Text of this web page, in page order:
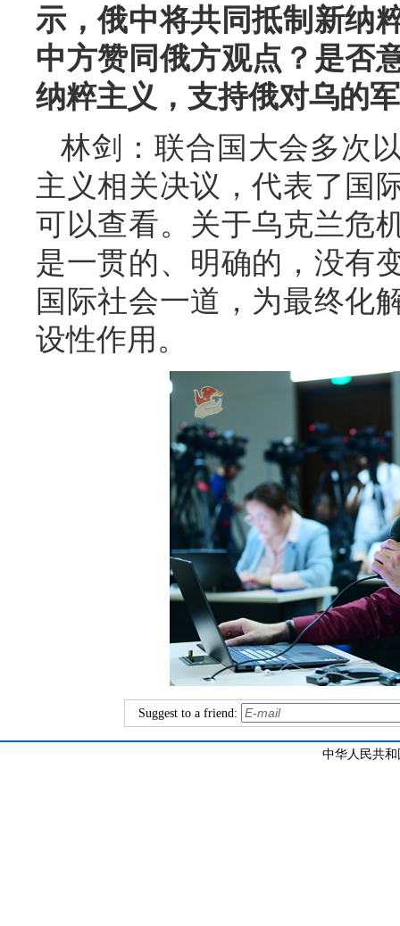
示，俄中将共同抵制新纳
中方赞同俄方观点？是否
纳粹主义，支持俄对乌的
林剑：联合国大会多次
主义相关决议，代表了国
可以查看。关于乌克兰危
是一贯的、明确的，没有
国际社会一道，为最终化
设性作用。
Suggest to a friend:
中华人民共